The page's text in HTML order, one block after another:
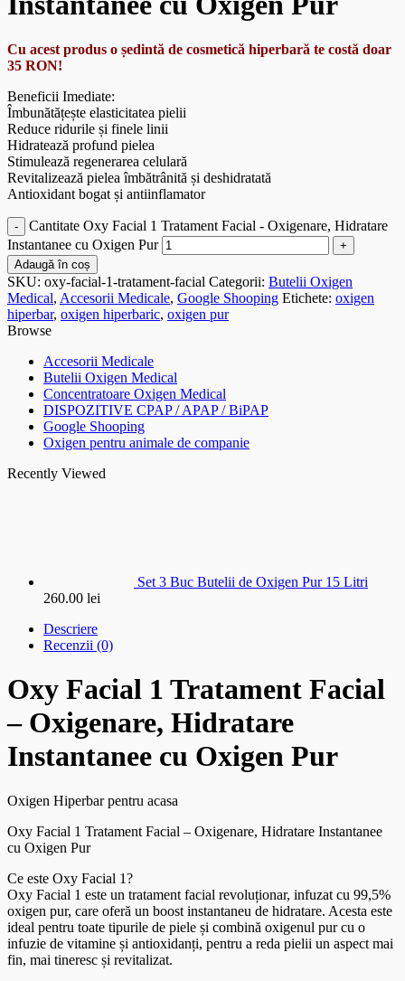
Cu acest produs o ședintă de cosmetică hiperbară te costă doar
35 RON!
Beneficii Imediate:
Îmbunătățește elasticitatea pielii
Reduce ridurile și finele linii
Hidratează profund pielea
Stimulează regenerarea celulară
Revitalizează pielea îmbătrânită și deshidratată
Antioxidant bogat și antiinflamator
Cantitate Oxy Facial 1 Tratament Facial - Oxigenare, Hidratare
Instantanee cu Oxigen Pur
Adaugă în coș
SKU: oxy-facial-1-tratament-facial Categorii: Butelii Oxigen
Medical, Accesorii Medicale, Google Shooping Etichete: oxigen
hiperbar, oxigen hiperbaric, oxigen pur
Browse
Accesorii Medicale
Butelii Oxigen Medical
Concentratoare Oxigen Medical
DISPOZITIVE CPAP / APAP / BiPAP
Google Shooping
Oxigen pentru animale de companie
Recently Viewed
Set 3 Buc Butelii de Oxigen Pur 15 Litri
260.00 lei
Descriere
Recenzii (0)
Oxy Facial 1 Tratament Facial
– Oxigenare, Hidratare
Instantanee cu Oxigen Pur
Oxigen Hiperbar pentru acasa
Oxy Facial 1 Tratament Facial – Oxigenare, Hidratare Instantanee
cu Oxigen Pur
Ce este Oxy Facial 1?
Oxy Facial 1 este un tratament facial revoluționar, infuzat cu 99,5%
oxigen pur, care oferă un boost instantaneu de hidratare. Acesta este
ideal pentru toate tipurile de piele și combină oxigenul pur cu o
infuzie de vitamine și antioxidanți, pentru a reda pielii un aspect mai
fin, mai tineresc și revitalizat.